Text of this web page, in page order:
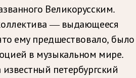
Великорусским.
— выдающееся
ему предшествовало, было
в музыкальном мире.
известный петербургский